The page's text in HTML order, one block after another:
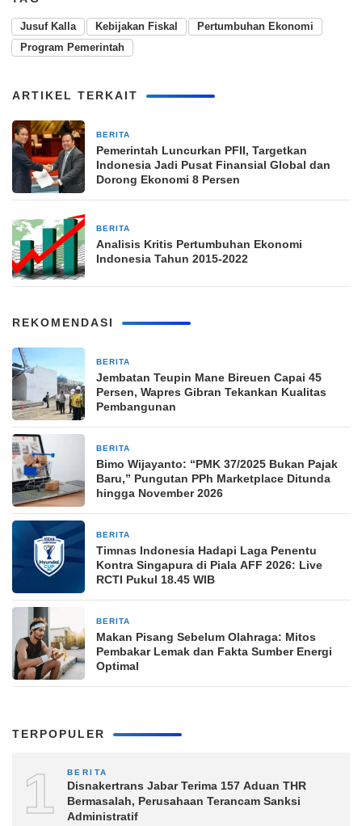
Jusuf Kalla Kebijakan Fiskal
Pertumbuhan Ekonomi
Program Pemerintah
ARTIKEL TERKAIT
BERITA
Pemerintah Luncurkan PFII, Targetkan
Indonesia Jadi Pusat Finansial Global dan
Dorong Ekonomi 8 Persen
BERITA
Analisis Kritis Pertumbuhan Ekonomi
Indonesia Tahun 2015-2022
REKOMENDASI
BERITA
Jembatan Teupin Mane Bireuen Capai 45
Persen, Wapres Gibran Tekankan Kualitas
Pembangunan
BERITA
Bimo Wijayanto: “PMK 37/2025 Bukan Pajak
Baru,” Pungutan PPh Marketplace Ditunda
hingga November 2026
BERITA
Timnas Indonesia Hadapi Laga Penentu
Kontra Singapura di Piala AFF 2026: Live
RCTI Pukul 18.45 WIB
BERITA
Makan Pisang Sebelum Olahraga: Mitos
Pembakar Lemak dan Fakta Sumber Energi
Optimal
TERPOPULER
1 BERITA
Disnakertrans Jabar Terima 157 Aduan THR
Bermasalah, Perusahaan Terancam Sanksi
Administratif